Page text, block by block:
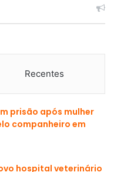
Recentes
prisão após mulher
companheiro em
hospital veterinário